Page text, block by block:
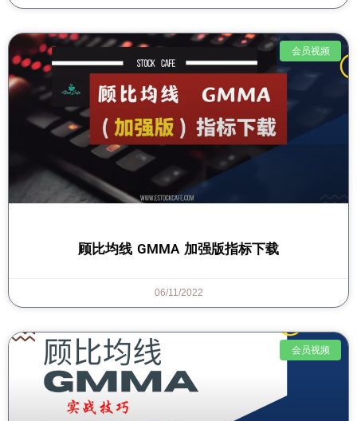
会员视频
顾比均线 GMMA 加强版指标下载
06/11/2022
会员视频